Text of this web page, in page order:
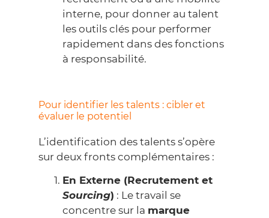
interne, pour donner au talent
les outils clés pour performer
rapidement dans des fonctions
à responsabilité.
Pour identifier les talents : cibler et
évaluer le potentiel
L’identification des talents s’opère
sur deux fronts complémentaires :
En Externe (Recrutement et
Sourcing) : Le travail se
concentre sur la marque